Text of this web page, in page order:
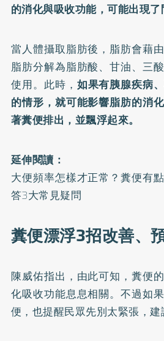
的消化與吸收功能，可能出現了
當人體攝取脂肪後，脂肪會藉
脂肪分解為脂肪酸、甘油、三
使用。此時， 如果有胰腺疾病
的情形，就可能影響脂肪的消
著糞便排出，並飄浮起來。
延伸閱讀：
大便頻率怎樣才正常？糞便有
答3大常見疑問
糞便漂浮3招改善、
陳威佑指出，由此可知，糞便
化吸收功能息息相關。不過如
便，也提醒民眾先別太緊張，建